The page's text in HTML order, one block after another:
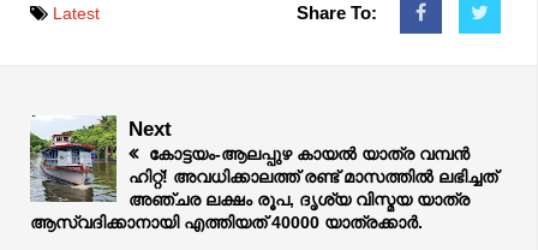
Latest Share To:
Next
കോട്ടയം-ആലപ്പുഴ കായൽ യാത്ര വമ്പൻ
ഹിറ്റ്! അവധിക്കാലത്ത്‌ രണ്ട്‌ മാസത്തിൽ ലഭിച്ചത്
അഞ്ചര ലക്ഷം രൂപ, ദൃശ്യ വിസ്മയ യാത്ര
ആസ്വദിക്കാനായി എത്തിയത് 40000 യാത്രക്കാർ.